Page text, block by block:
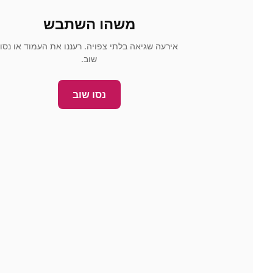
משהו השתבש
אירעה שגיאה בלתי צפויה. רעננו את העמוד או נסו
שוב.
נסו שוב